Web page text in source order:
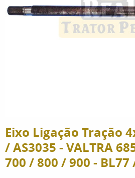
Eixo Ligação Tração
/ AS3035 - VALTRA
700 / 800 / 900 - BL77